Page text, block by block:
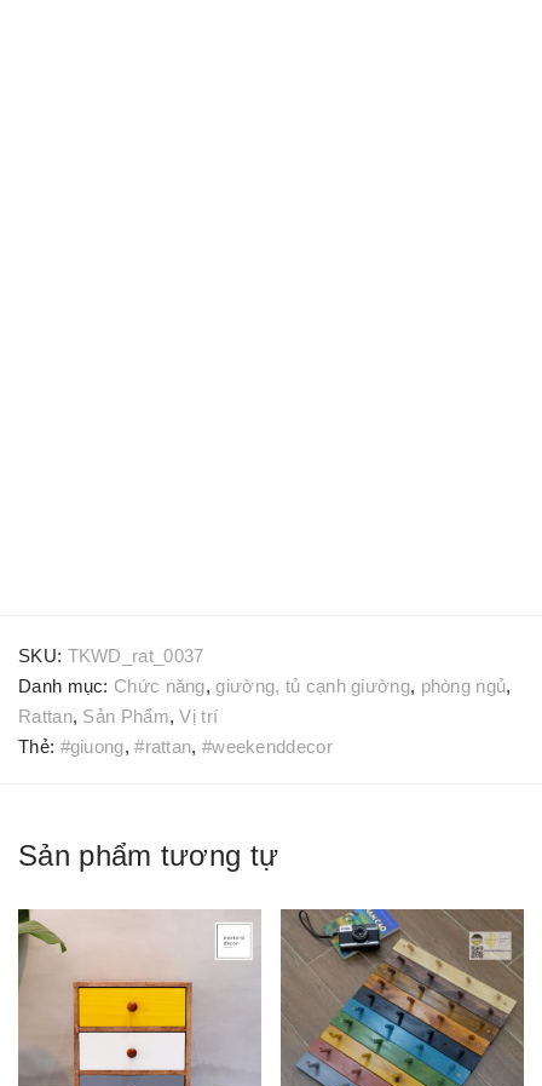
SKU: TKWD_rat_0037
Danh mục: Chức năng,giường, tủ cạnh giường, phòng ngủ,
Rattan, Sản Phẩm,Vị trí
Thẻ: #giuong,#rattan, #weekenddecor
Sản phẩm tương tự